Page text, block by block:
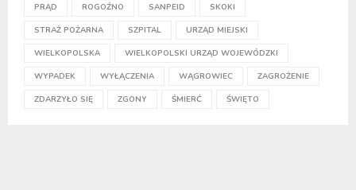
PRĄD ROGOŹNO SANPEID SKOKI
STRAŻ POŻARNA SZPITAL URZĄD MIEJSKI
WIELKOPOLSKA WIELKOPOLSKI URZĄD WOJEWÓDZKI
WYPADEK WYŁĄCZENIA WĄGROWIEC ZAGROŻENIE
ZDARZYŁO SIĘ ZGONY ŚMIERĆ ŚWIĘTO